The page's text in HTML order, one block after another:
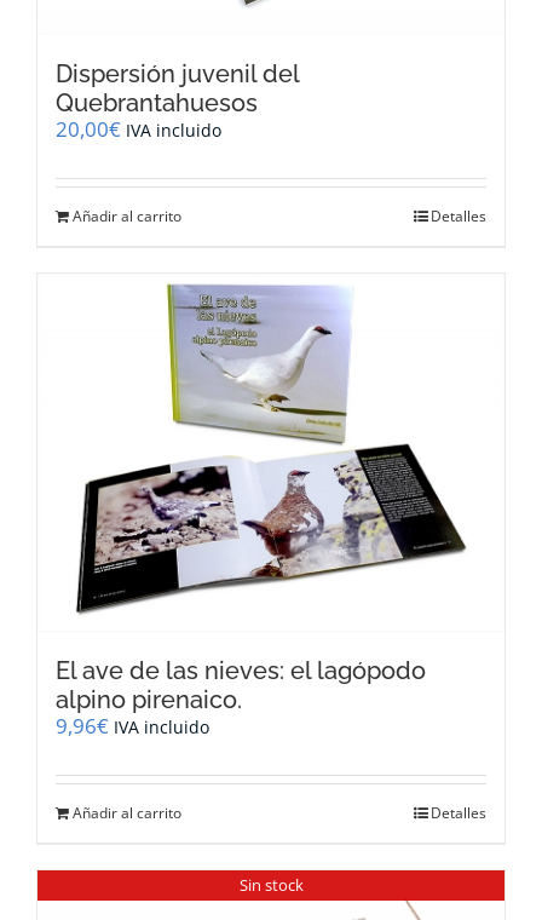
Dispersión juvenil del
Quebrantahuesos
20,00€ IVA incluido
Añadir al carrito Detalles
El ave de las nieves: el lagópodo
alpino pirenaico.
9,96€ IVA incluido
Añadir al carrito Detalles
Sin stock